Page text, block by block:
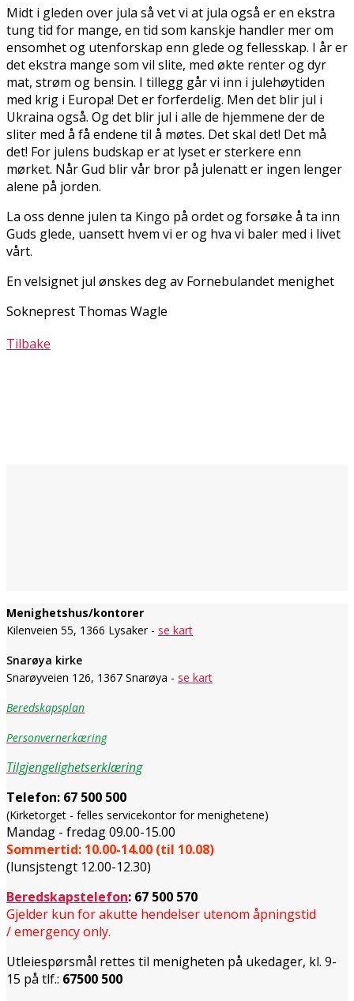
Midt i gleden over jula så vet vi at jula også er en ekstra
tung tid for mange, en tid som kanskje handler mer om
ensomhet og utenforskap enn glede og fellesskap. I år er
det ekstra mange som vil slite, med økte renter og dyr
mat, strøm og bensin. I tillegg går vi inn i julehøytiden
med krig i Europa! Det er forferdelig. Men det blir jul i
Ukraina også. Og det blir jul i alle de hjemmene der de
sliter med å få endene til å møtes. Det skal det! Det må
det! For julens budskap er at lyset er sterkere enn
mørket. Når Gud blir vår bror på julenatt er ingen lenger
alene på jorden.
La oss denne julen ta Kingo på ordet og forsøke å ta inn
Guds glede, uansett hvem vi er og hva vi baler med i livet
vårt.
En velsignet jul ønskes deg av Fornebulandet menighet
Sokneprest Thomas Wagle
Tilbake
Menighetshus/kontorer
Kilenveien 55, 1366 Lysaker - se kart
Snarøya kirke
Snarøyveien 126, 1367 Snarøya - se kart
Beredskapsplan
Personvernerkæring
Tilgjengelighetserklæring
Telefon: 67 500 500
(Kirketorget - felles servicekontor for menighetene)
Mandag - fredag 09.00-15.00
Sommertid: 10.00-14.00 (til 10.08)
(lunsjstengt 12.00-12.30)
Beredskapstelefon: 67 500 570
Gjelder kun for akutte hendelser utenom åpningstid
/ emergency only.
Utleiespørsmål rettes til menigheten på ukedager, kl. 9-
15 på tlf.: 67500 500